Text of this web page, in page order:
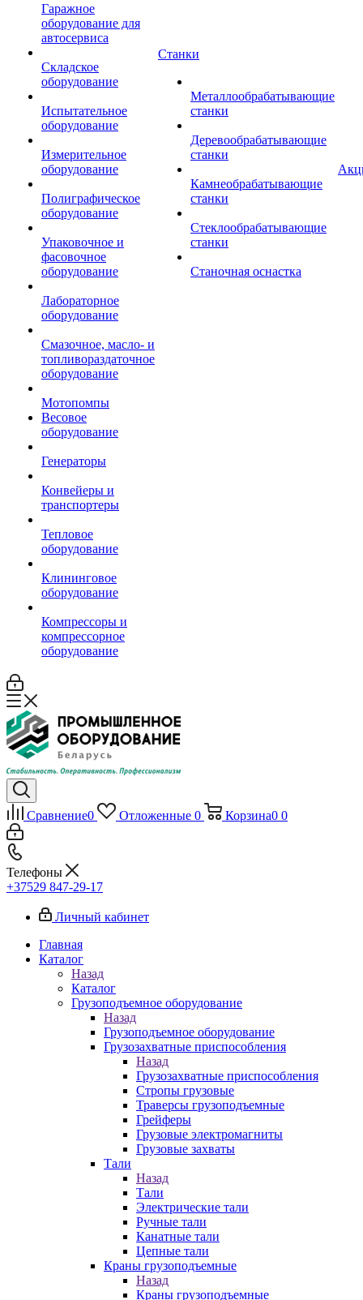
Гаражное
оборудование для
автосервиса
Складское
оборудование
Испытательное
оборудование
Измерительное
оборудование
Полиграфическое
оборудование
Упаковочное и
фасовочное
оборудование
Лабораторное
оборудование
Смазочное, масло- и
топливораздаточное
оборудование
Мотопомпы
Весовое
оборудование
Генераторы
Конвейеры и
транспортеры
Тепловое
оборудование
Клининговое
оборудование
Компрессоры и
компрессорное
оборудование
Станки
Металлообрабатывающие
станки
Деревообрабатывающие
станки
Камнеобрабатывающие
станки
Стеклообрабатывающие
станки
Станочная оснастка
Сравнение0 Отложенные 0 Корзина0 0
Телефоны
+37529 847-29-17‬
Личный кабинет
Главная
Каталог
Назад
Каталог
Грузоподъемное оборудование
Назад
Грузоподъемное оборудование
Грузозахватные приспособления
Назад
Грузозахватные приспособления
Стропы грузовые
Траверсы грузоподъемные
Грейферы
Грузовые электромагниты
Грузовые захваты
Тали
Назад
Тали
Электрические тали
Ручные тали
Канатные тали
Цепные тали
Краны грузоподъемные
Назад
Краны грузоподъемные